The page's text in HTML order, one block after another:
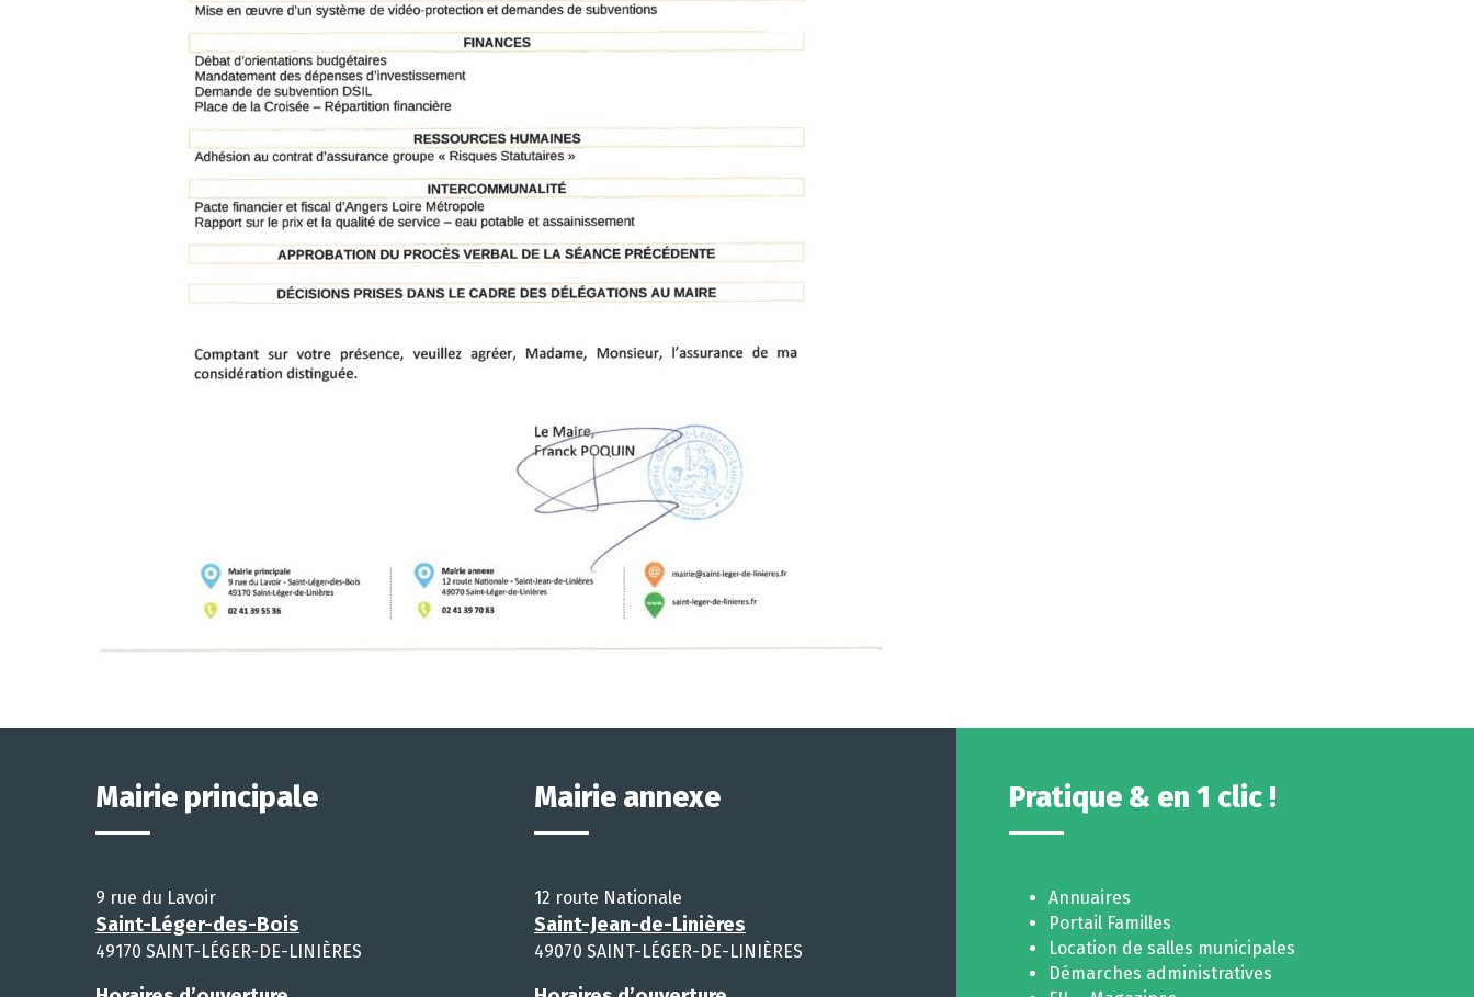
Mairie principale
9 rue du Lavoir
Saint-Léger-des-Bois
49170 SAINT-LÉGER-DE-LINIÈRES
Mairie annexe
12 route Nationale
Saint-Jean-de-Linières
49070 SAINT-LÉGER-DE-LINIÈRES
Pratique & en 1 clic !
Annuaires
Portail Familles
Location de salles municipales
Démarches administratives